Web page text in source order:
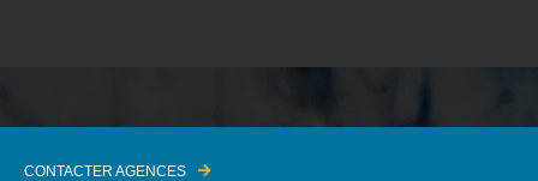
CONTACTER AGENCES